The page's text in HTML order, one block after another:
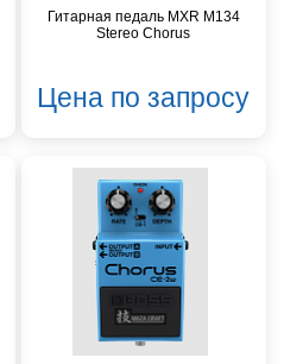
Гитарная педаль MXR M134
Stereo Chorus
Цена по запросу